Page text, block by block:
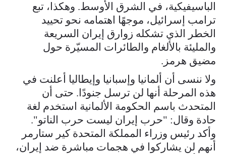
الباسيفيكية، في الشرق الأوسط. وهكذا، تبع
ترامب إسرائيل، موجهًا اهتمامه نحو تحييد
الخطر الذي تشكله زوارق إيران السريعة
والمليئة بالألغام والطائرات المسيّرة حول
مضيق هرمز.
ولا ننسى أن ألمانيا وإسبانيا وإيطاليا أعلنت في
هذه المرحلة أنها لن ترسل جنودًا. حتى أن
المتحدث باسم الحكومة الألمانية استخدم لغة
حادة وقال: "حرب إيران ليست حرب الناتو".
وأكد رئيس وزراء المملكة المتحدة كير ستارمر
أنهم لن يشاركوا في هجمات مباشرة ضد إيران،